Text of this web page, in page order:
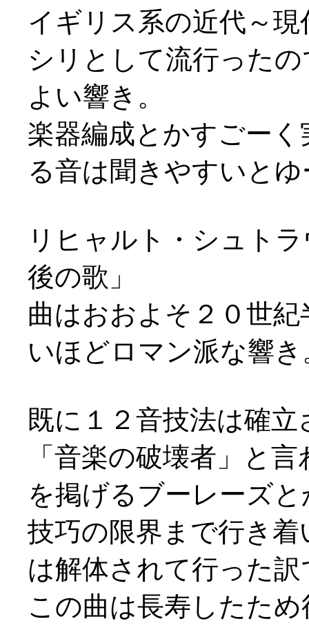
イギリス系の近代～
シリとして流行った
よい響き。
楽器編成とかすごー
る音は聞きやすいとゆ
リヒャルト・シュト
後の歌」
曲はおおよそ２０世
いほどロマン派な響き
既に１２音技法は確
「音楽の破壊者」と
を掲げるブーレーズ
技巧の限界まで行き
は解体されて行った
この曲は長寿したた